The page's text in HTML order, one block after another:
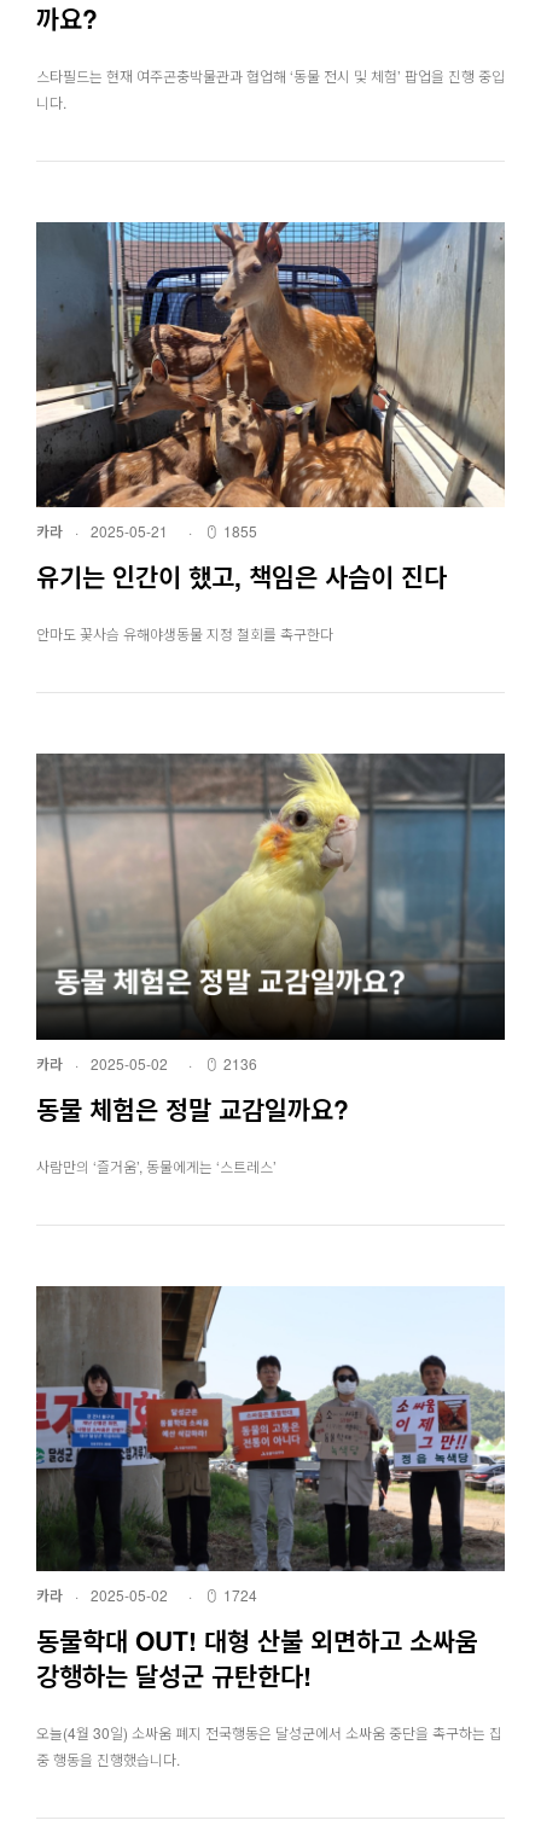
까요?
스타필드는 현재 여주곤충박물관과 협업해 ‘동물 전시 및 체험’ 팝업을 진행 중입
니다.
카라 · 2025-05-21 · 1855
유기는 인간이 했고, 책임은 사슴이 진다
안마도 꽃사슴 유해야생동물 지정 철회를 촉구한다
카라 · 2025-05-02 · 2136
동물 체험은 정말 교감일까요?
사람만의 ‘즐거움’, 동물에게는 ‘스트레스’
카라 · 2025-05-02 · 1724
동물학대 OUT! 대형 산불 외면하고 소싸움
강행하는 달성군 규탄한다!
오늘(4월 30일) 소싸움 폐지 전국행동은 달성군에서 소싸움 중단을 촉구하는 집
중 행동을 진행했습니다.